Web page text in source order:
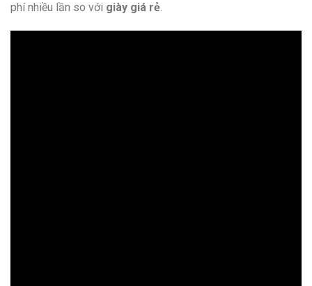
phí nhiều lần so với giày giá rẻ.